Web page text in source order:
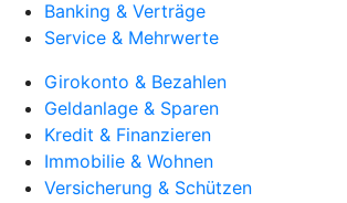
Banking & Verträge
Service & Mehrwerte
Girokonto & Bezahlen
Geldanlage & Sparen
Kredit & Finanzieren
Immobilie & Wohnen
Versicherung & Schützen